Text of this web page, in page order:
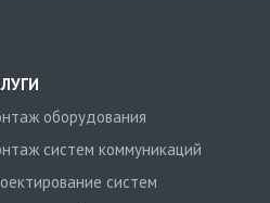
оборудования
систем коммуникаций
систем